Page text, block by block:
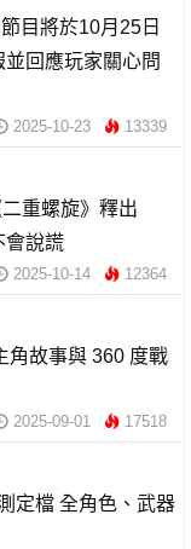
目將於10月25日
回應玩家關心問
2025-10-23 13339
重螺旋》釋出
會說謊
2025-10-14 12364
角故事與 360 度戰
2025-09-01 17518
定檔 全角色、武器